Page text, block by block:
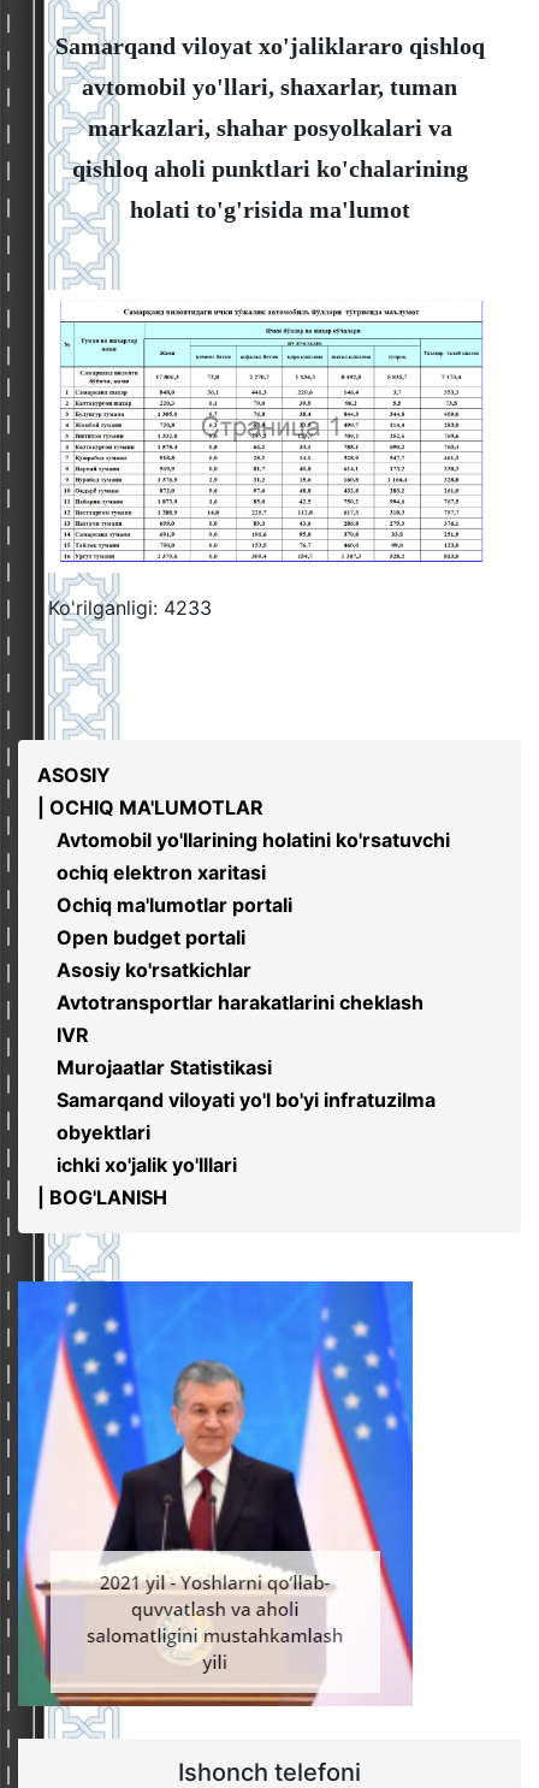
Samarqand viloyat xo'jaliklararo qishloq
avtomobil yo'llari, shaxarlar, tuman
markazlari, shahar posyolkalari va
qishloq aholi punktlari ko'chalarining
holati to'g'risida ma'lumot
Ko'rilganligi: 4233
ASOSIY
| OCHIQ MA'LUMOTLAR
Avtomobil yo'llarining holatini ko'rsatuvchi
ochiq elektron xaritasi
Ochiq ma'lumotlar portali
Open budget portali
Asosiy ko'rsatkichlar
Avtotransportlar harakatlarini cheklash
IVR
Murojaatlar Statistikasi
Samarqand viloyati yo'l bo'yi infratuzilma
obyektlari
ichki xo'jalik yo'lllari
| BOG'LANISH
Ishonch telefoni